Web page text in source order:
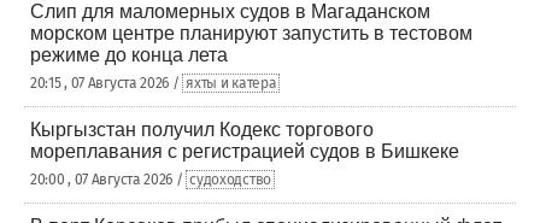
Слип для маломерных судов в Магаданском
морском центре планируют запустить в тестовом
режиме до конца лета
20:15 , 07 Августа 2026 / яхты и катера
Кыргызстан получил Кодекс торгового
мореплавания с регистрацией судов в Бишкеке
20:00 , 07 Августа 2026 / судоходство